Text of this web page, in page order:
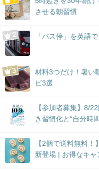
させる朝習慣
「バス停」を英語
材料3つだけ！暑い
ピ3選
【参加者募集】8/
き習慣化と“自分時
【2個で送料無料
新登場 | お得なキャ